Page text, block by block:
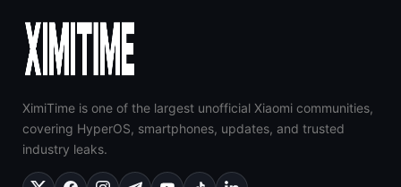
XimiTime is one of the largest unofficial Xiaomi communities,
covering HyperOS, smartphones, updates, and trusted
industry leaks.